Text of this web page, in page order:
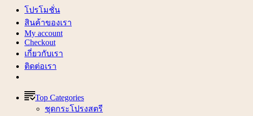
โปรโมชั่น
สินค้าของเรา
My account
Checkout
เกี่ยวกับเรา
ติดต่อเรา
Top Categories
ชุดกระโปรงสตรี